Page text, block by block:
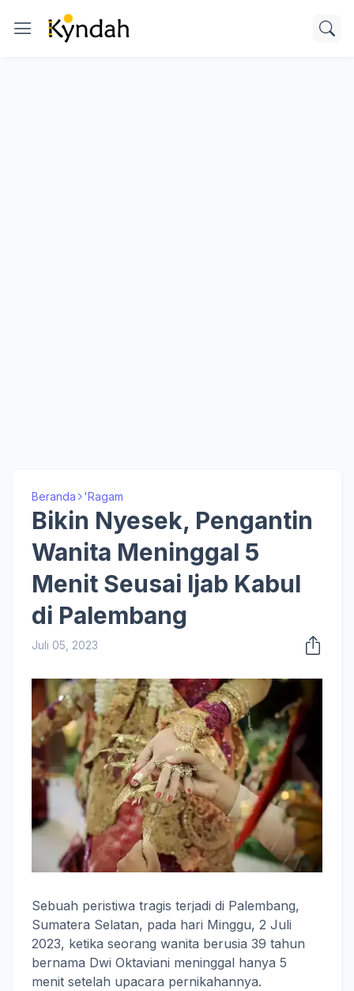
Beranda 'Ragam
Bikin Nyesek, Pengantin
Wanita Meninggal 5
Menit Seusai Ijab Kabul
di Palembang
Juli 05, 2023
Sebuah peristiwa tragis terjadi di Palembang,
Sumatera Selatan, pada hari Minggu, 2 Juli
2023, ketika seorang wanita berusia 39 tahun
bernama Dwi Oktaviani meninggal hanya 5
menit setelah upacara pernikahannya.